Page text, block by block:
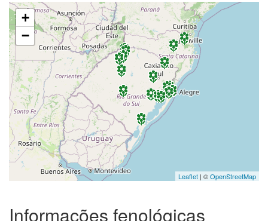
+
−
Leaflet | ©OpenStreetMap
Informações fenológicas